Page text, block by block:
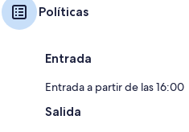
Políticas
Entrada
Entrada a partir de las 16:00
Salida